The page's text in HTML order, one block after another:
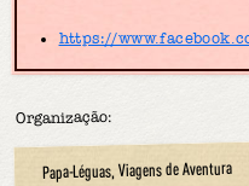
https://
Organização:
Papa-Léguas, Viagens de Aventura